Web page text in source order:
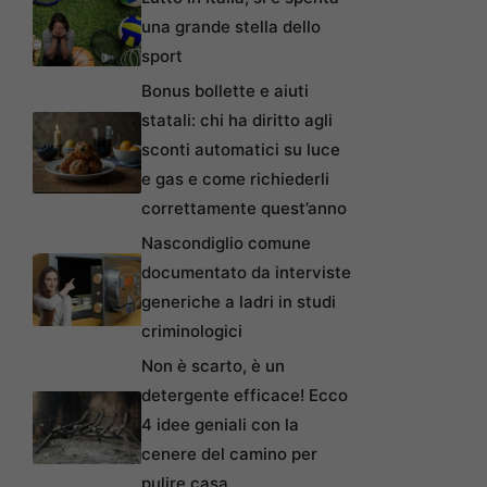
una grande stella dello
sport
Bonus bollette e aiuti
statali: chi ha diritto agli
sconti automatici su luce
e gas e come richiederli
correttamente quest’anno
Nascondiglio comune
documentato da interviste
generiche a ladri in studi
criminologici
Non è scarto, è un
detergente efficace! Ecco
4 idee geniali con la
cenere del camino per